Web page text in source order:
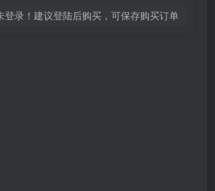
登录！建议登陆后购买，可保存购买订单